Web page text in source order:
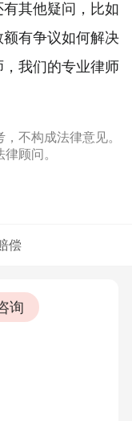
其他疑问，比如
有争议如何解决
我们的专业律师
不构成法律意见。
顾问。
偿
询